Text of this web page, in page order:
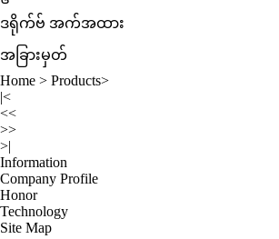
ဒရိုက်ဗ် အက်အထား
အခြားမှတ်
Home > Products>
|<
<<
>>
>|
Information
Company Profile
Honor
Technology
Site Map